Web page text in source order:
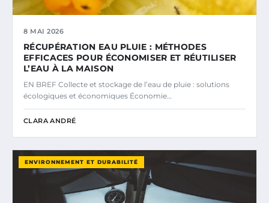
8 MAI 2026
RÉCUPÉRATION EAU PLUIE : MÉTHODES
EFFICACES POUR ÉCONOMISER ET RÉUTILISER
L’EAU À LA MAISON
EN BREF Collecte et stockage de l’eau de pluie : solutions
écologiques et économiques Économie…
CLARA ANDRÉ
ENVIRONNEMENT ET DURABILITÉ